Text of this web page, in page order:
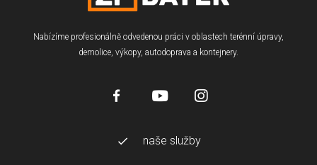
Nabízíme profesionálně odvedenou práci v oblastech terénní úpravy,
demolice, výkopy, autodoprava a kontejnery.
naše služby